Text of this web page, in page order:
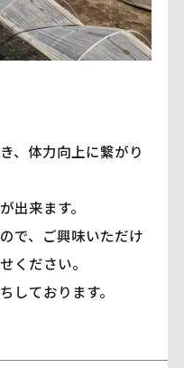
、体力向上に繋がり
出来ます。
で、ご興味いただけ
ください。
しております。